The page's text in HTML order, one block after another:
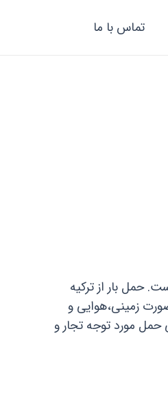
تماس با ما
حمل بار از ترکیه
زمینی،هوایی و
حمل مورد توجه تجار و